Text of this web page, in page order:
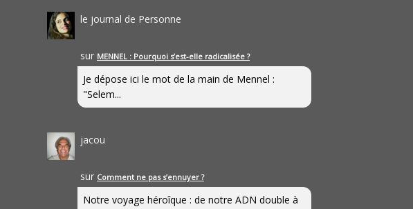
le journal de Personne
sur MENNEL : Pourquoi s’est-elle radicalisée ?
Je dépose ici le mot de la main de Mennel :
"Selem...
jacou
sur Comment ne pas s’ennuyer ?
Notre voyage héroîque : de notre ADN double à